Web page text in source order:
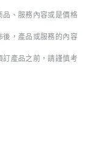
convey the
words and
and camels.
、服務內容或是價格
，產品或服務的內容
產品之前，請謹慎考